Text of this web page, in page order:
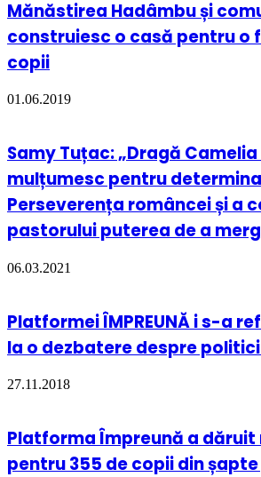
Mănăstirea Hadâmbu și
construiesc o casă pentru o
copii
01.06.2019
Samy Tuțac: „Dragă
mulțumesc pentru
Perseverența româncei și a
pastorului puterea de a
06.03.2021
Platformei ÎMPREUNĂ i s-a
la o dezbatere despre
27.11.2018
Platforma Împreună a dăruit
pentru 355 de copii din